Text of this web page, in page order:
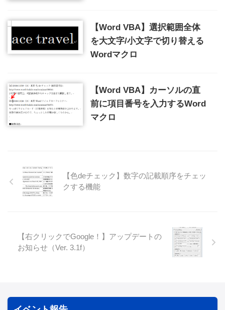
【Word VBA】選択範囲全体
を大文字/小文字で切り替える
Wordマクロ
【Word VBA】カーソルの直
前に項目番号を入力するWord
マクロ
【色deチェック】数字の記載順序をチェッ
クする機能
【右クリックでGoogle！】アップデートの
お知らせ（Ver. 3.1f）